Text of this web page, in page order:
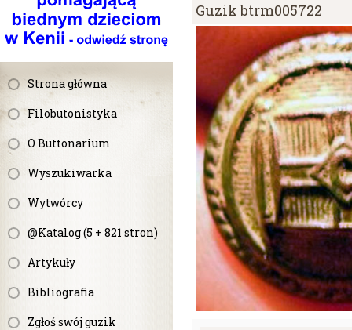
Strona główna
Filobutonistyka
O Buttonarium
Wyszukiwarka
Wytwórcy
@Katalog (5 + 821 stron)
Artykuły
Bibliografia
Zgłoś swój guzik
Guzik btrm005722